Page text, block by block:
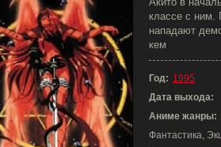
классе с ним.
нападают
кем
Год: 1995
Дата выхода:
Аниме жанры:
Фантастика,